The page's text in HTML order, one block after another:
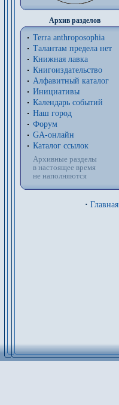
Архив разделов
Terra anthroposophia
Талантам предела нет
Книжная лавка
Книгоиздательство
Алфавитный каталог
Инициативы
Календарь событий
Наш город
Форум
GA-онлайн
Каталог ссылок
Архивные разделы
в настоящее время
не наполняются
· Главная